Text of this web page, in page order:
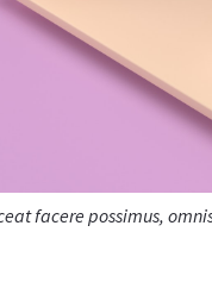
facere possimus,